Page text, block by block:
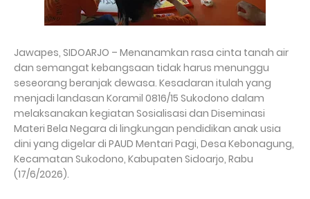
Jawapes, SIDOARJO – Menanamkan rasa cinta tanah air
dan semangat kebangsaan tidak harus menunggu
seseorang beranjak dewasa. Kesadaran itulah yang
menjadi landasan Koramil 0816/15 Sukodono dalam
melaksanakan kegiatan Sosialisasi dan Diseminasi
Materi Bela Negara di lingkungan pendidikan anak usia
dini yang digelar di PAUD Mentari Pagi, Desa Kebonagung,
Kecamatan Sukodono, Kabupaten Sidoarjo, Rabu
(17/6/2026).